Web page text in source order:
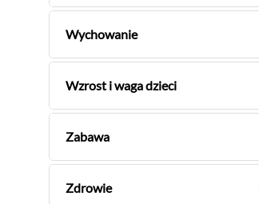
Wychowanie
Wzrost i waga dzieci
Zabawa
Zdrowie